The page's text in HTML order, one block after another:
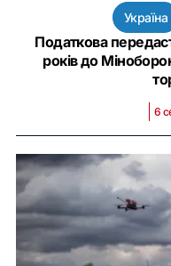
Україна
Податкова
років до
6